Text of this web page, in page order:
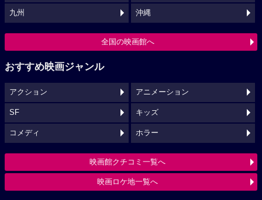
九州 沖縄
全国の映画館へ
おすすめ映画ジャンル
アクション アニメーション
SF キッズ
コメディ ホラー
映画館クチコミ一覧へ
映画ロケ地一覧へ